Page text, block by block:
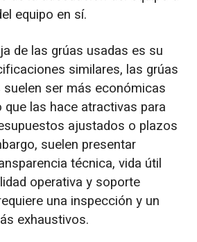
equipo en sí.
de las grúas usadas es su
similares, las grúas
suelen ser más económicas
que las hace atractivas para
ajustados o plazos
suelen presentar
técnica, vida útil
operativa y soporte
una inspección y un
exhaustivos.